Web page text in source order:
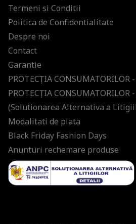
Termeni si Conditii
Politica de Confidentialitate
Despre noi
Contact
Garantie
PROTECŢIA CONSUMATORILOR -
PROTECŢIA CONSUMATORILOR -
(Solutionarea Alternativa a
Modalitati de plata
Black Friday Fashion Days
Anunturi rechemare produse